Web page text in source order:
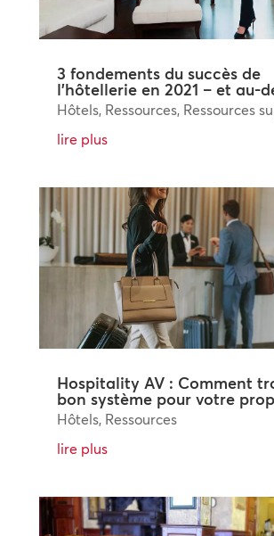
3 fondements du succès de
l’hôtellerie en 2021 – et au-
Hôtels, Ressources, Ressources
lire plus
Hospitality AV : Comment
bon système pour votre
Hôtels, Ressources
lire plus